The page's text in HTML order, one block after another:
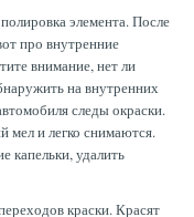
элемента. После
про внутренние
внимание, нет ли
на внутренних
следы окраски.
и легко снимаются.
капельки, удалить
краски. Красят